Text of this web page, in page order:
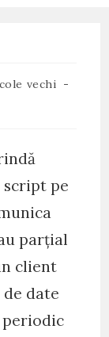
vechi
script pe
parţial
client
date
periodic